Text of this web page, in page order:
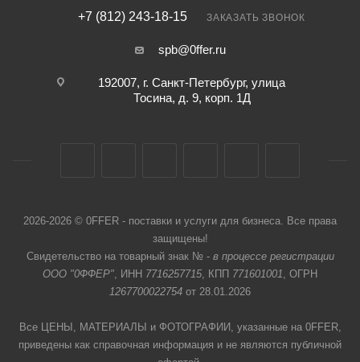
+7 (812) 243-18-15 ЗАКАЗАТЬ ЗВОНОК
spb@0ffer.ru
192007, г. Санкт-Петербург, улица
Тосина, д. 9, корп. 1Д
2026-2026 © 0FFER - поставки и услуги для бизнеса. Все права
защищены!
Свидетельство на товарный знак № - в процессе регистрации
ООО "0ФФЕР", ИНН 7716257715, КПП 771601001, ОГРН
1267700022754 от 28.01.2026
Все ЦЕНЫ, МАТЕРИАЛЫ и ФОТОГРАФИИ, указанные на 0FFER,
приведены как справочная информация и не являются публичной